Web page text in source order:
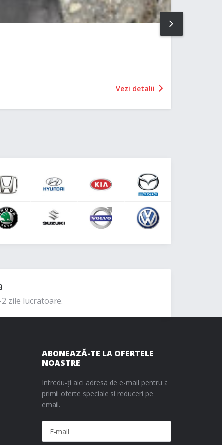
Vezi detalii
NEXT
zile lucratoare.
ABONEAZĂ-TE LA OFERTELE
NOASTRE
Introdu-ți aici adresa de e-mail pentru a
primii oferte speciale si reduceri pe
email.